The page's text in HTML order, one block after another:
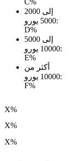
2000 إلى
5000 يورو:
D%
5000 إلى
10000 يورو:
E%
أكثر من
10000 يورو:
F%
X%
X%
X%